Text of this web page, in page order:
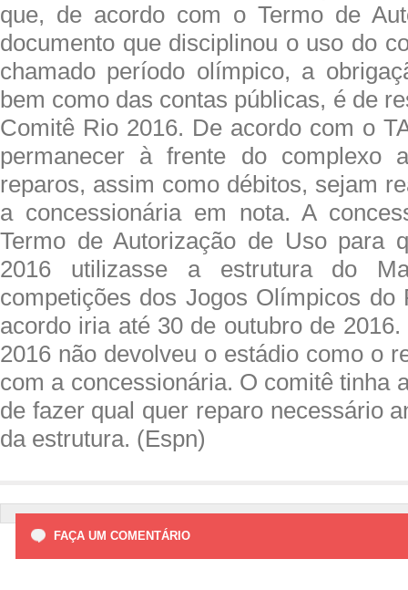
que, de acordo com o Termo de
documento que disciplinou o uso do
chamado período olímpico, a
bem como das contas públicas, é de
Comitê Rio 2016. De acordo com o
permanecer à frente do complexo
reparos, assim como débitos, sejam
a concessionária em nota. A
Termo de Autorização de Uso para
2016 utilizasse a estrutura do
competições dos Jogos Olímpicos do
acordo iria até 30 de outubro de
2016 não devolveu o estádio como o
com a concessionária. O comitê tinha
de fazer qual quer reparo necessário
da estrutura. (Espn)
FAÇA UM COMENTÁRIO